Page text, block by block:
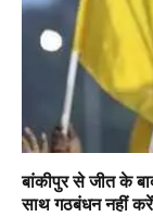
बांकीपुर से जीत के
साथ गठबंधन नहीं